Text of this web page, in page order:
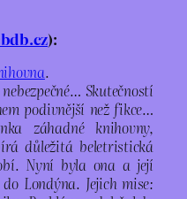
):
.
Skutečností
podivnější než fikce…
záhadné knihovny,
důležitá beletristická
Nyní byla ona a její
Londýna. Jejich mise: